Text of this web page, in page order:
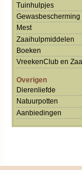
Tuinhulpjes
Gewasbescherming
Mest
Zaaihulpmiddelen
Boeken
VreekenClub en
Overigen
Dierenliefde
Natuurpotten
Aanbiedingen